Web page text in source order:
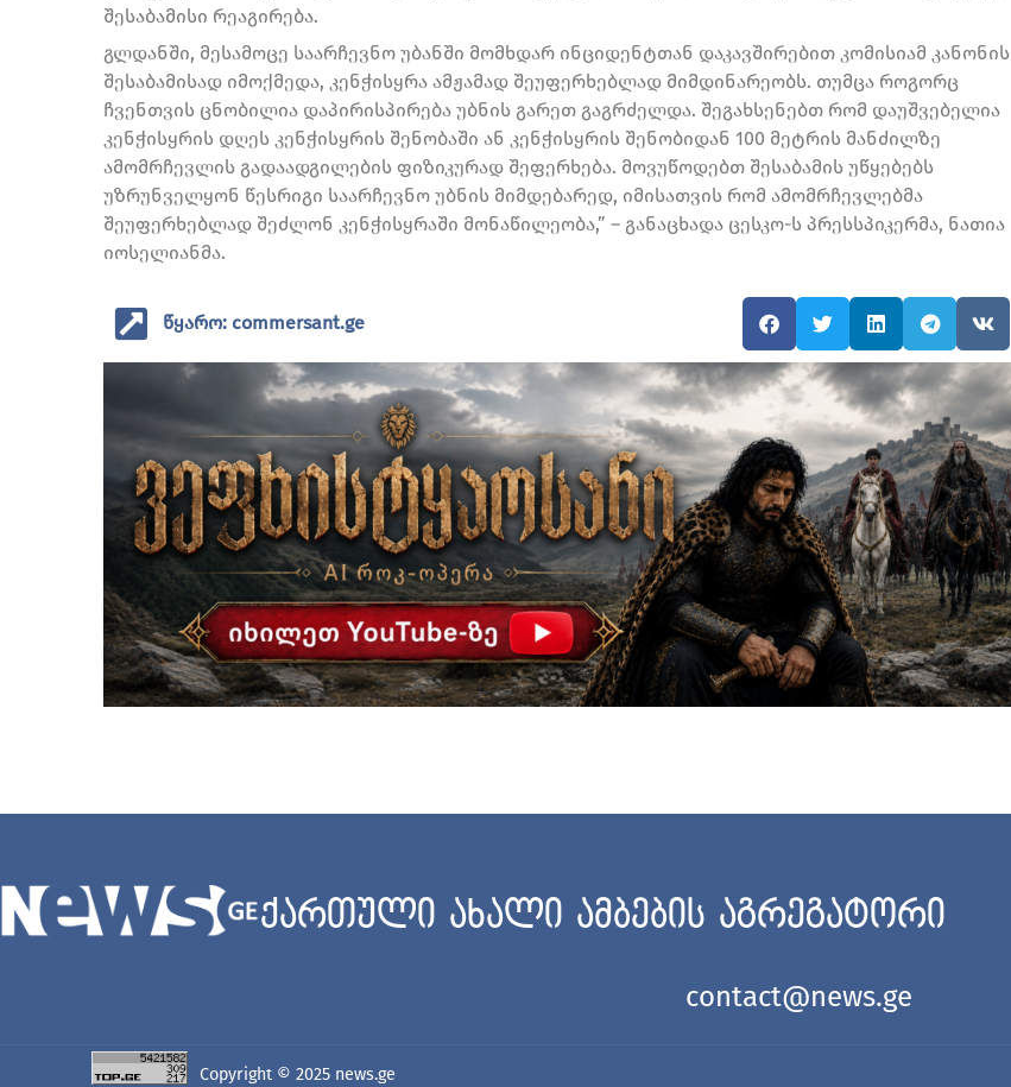
შესაბამისი რეაგირება.
გლდანში, მესამოცე საარჩევნო უბანში მომხდარ ინციდენტთან დაკავშირებით კომისიამ კანონის
შესაბამისად იმოქმედა, კენჭისყრა ამჟამად შეუფერხებლად მიმდინარეობს. თუმცა როგორც
ჩვენთვის ცნობილია დაპირისპირება უბნის გარეთ გაგრძელდა. შეგახსენებთ რომ დაუშვებელია
კენჭისყრის დღეს კენჭისყრის შენობაში ან კენჭისყრის შენობიდან 100 მეტრის მანძილზე
ამომრჩევლის გადაადგილების ფიზიკურად შეფერხება. მოვუწოდებთ შესაბამის უწყებებს
უზრუნველყონ წესრიგი საარჩევნო უბნის მიმდებარედ, იმისათვის რომ ამომრჩევლებმა
შეუფერხებლად შეძლონ კენჭისყრაში მონაწილეობა,” – განაცხადა ცესკო-ს პრესსპიკერმა, ნათია
იოსელიანმა.
წყარო: commersant.ge
ქართული ახალი ამბების აგრეგატორი
contact@news.ge
Copyright © 2025 news.ge